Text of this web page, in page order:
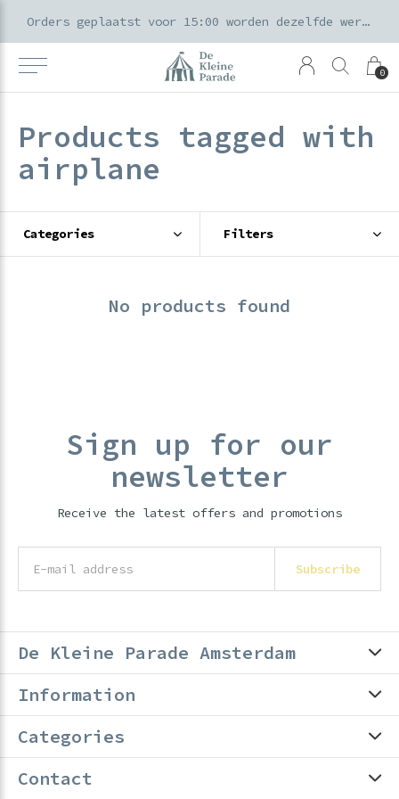
0
Orders geplaatst voor 15:00 worden dezelfde werkdag verzonden
Products tagged with
airplane
Categories Filters
No products found
Sign up for our
newsletter
Receive the latest offers and promotions
Subscribe
De Kleine Parade Amsterdam
Information
Categories
Contact